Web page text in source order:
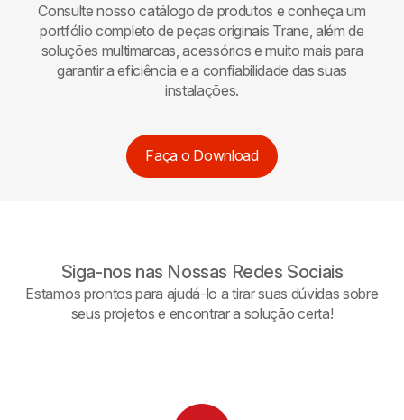
Consulte nosso catálogo de produtos e conheça um
portfólio completo de peças originais Trane , além de
soluções multimarcas, acessórios e muito mais para
garantir a eficiência e a confiabilidade das suas
instalações.
Faça o Download
Siga-nos nas Nossas Redes Sociais
Estamos prontos para ajudá-lo a tirar suas dúvidas sobre
seus projetos e encontrar a solução certa!